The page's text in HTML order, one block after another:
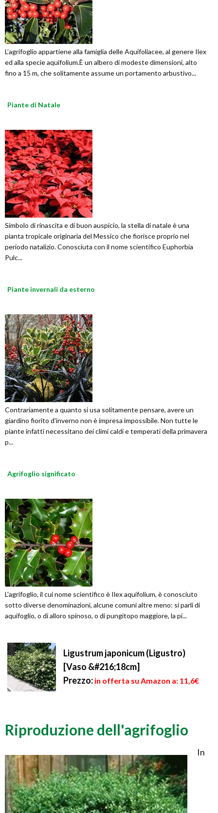
L’agrifoglio appartiene alla famiglia delle Aquifoliacee, al genere Ilex
ed alla specie aquifolium.È un albero di modeste dimensioni, alto
fino a 15 m, che solitamente assume un portamento arbustivo...
Piante di Natale
Simbolo di rinascita e di buon auspicio, la stella di natale è una
pianta tropicale originaria del Messico che fiorisce proprio nel
periodo natalizio. Conosciuta con il nome scientifico Euphorbia
Pulc...
Piante invernali da esterno
Contrariamente a quanto si usa solitamente pensare, avere un
giardino fiorito d'inverno non è impresa impossibile. Non tutte le
piante infatti necessitano dei climi caldi e temperati della primavera
p...
Agrifoglio significato
L'agrifoglio, il cui nome scientifico è Ilex aquifolium, è conosciuto
sotto diverse denominazioni, alcune comuni altre meno: si parli di
aquifoglio, o di alloro spinoso, o di pungitopo maggiore, la pi...
Ligustrum japonicum (Ligustro)
[Vaso &#216;18cm]
Prezzo: in offerta su Amazon a: 11,6€
Riproduzione dell'agrifoglio
In